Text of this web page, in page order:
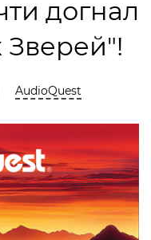
догнал
AudioQuest